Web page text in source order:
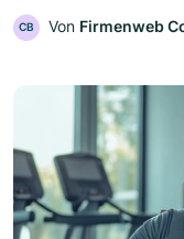
CB Von Firmenweb